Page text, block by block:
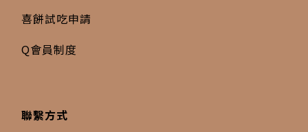
喜餅試吃申請
Q會員制度
聯繫方式